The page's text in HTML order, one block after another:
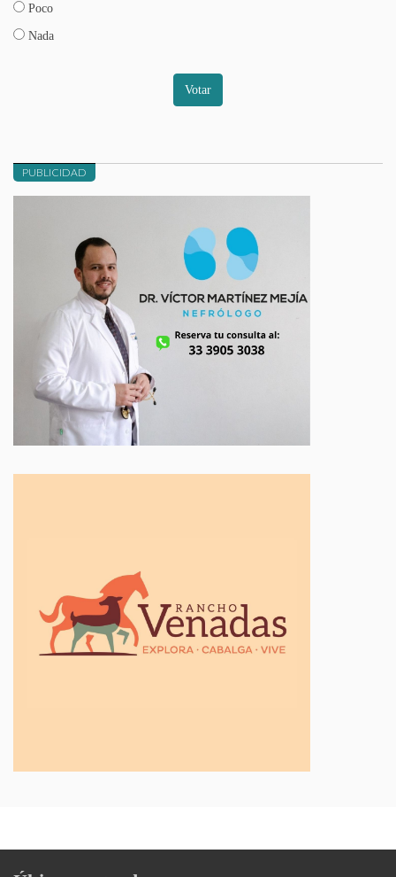
Poco
Nada
Votar
PUBLICIDAD